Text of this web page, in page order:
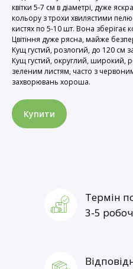
квітки 5-7 см в діаметрі, дуже
кольору з трохи хвилястими
кистях по 5-10 шт. Вона зберігає
Цвітіння дуже рясна, майже
Кущ густий, розлогий, до 120 см
Кущ густий, округлий, широкий,
зеленим листям, часто з червоним
захворювань хороша.
Купити
Термін
3-5